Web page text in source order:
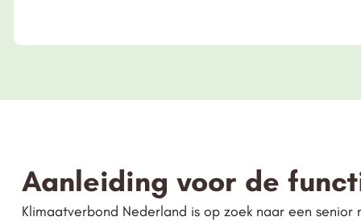
Aanleiding voor de
Klimaatverbond Nederland is op zoek naar een senior